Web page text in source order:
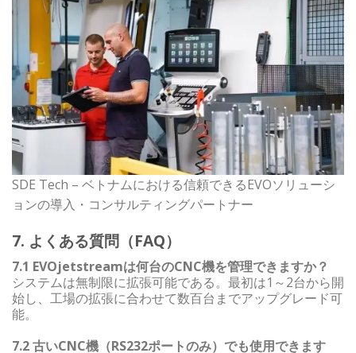
SDE Tech – ベトナムにおける信頼できるEVOソリューシ
ョンの導入・コンサルティングパートナー
7. よくある質問（FAQ）
7.1 EVOjetstreamは何台のCNC機を管理できますか？
システムは無制限に拡張可能である。最初は1～2台から開
始し、工場の拡張に合わせて数百台までアップグレード可
能。
7.2 古いCNC機（RS232ポートのみ）でも使用できます